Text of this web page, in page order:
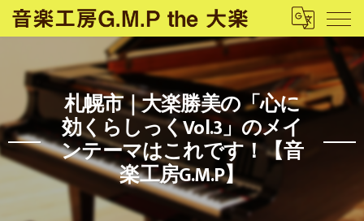
札幌市｜大楽勝美の「心に
効くらしっくVol.3」のメイ
ンテーマはこれです！【音
楽工房G.M.P】